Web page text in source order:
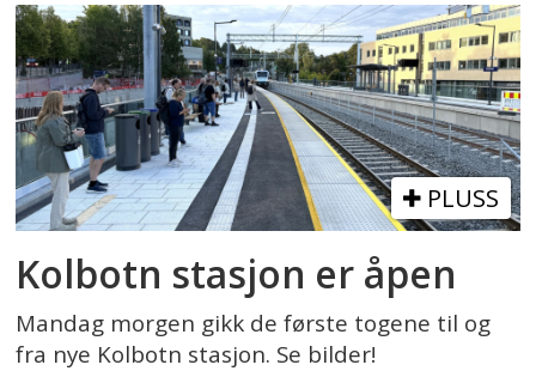
PLUSS
Kolbotn stasjon er åpen
Mandag morgen gikk de første togene til og
fra nye Kolbotn stasjon. Se bilder!